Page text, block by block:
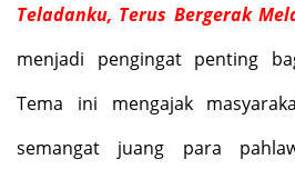
Teladanku, Terus Bergerak
menjadi pengingat penting
Tema ini mengajak
semangat juang para